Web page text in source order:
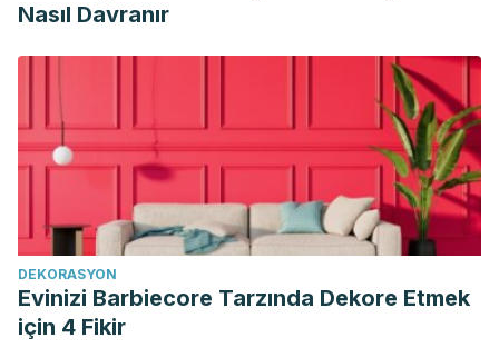
Nasıl Davranır
DEKORASYON
Evinizi Barbiecore Tarzında Dekore Etmek
için 4 Fikir